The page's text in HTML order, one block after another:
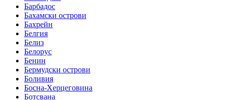
Барбадос
Бахамски острови
Бахрейн
Белгия
Белиз
Белорус
Бенин
Бермудски острови
Боливия
Босна-Херцеговина
Ботсвана